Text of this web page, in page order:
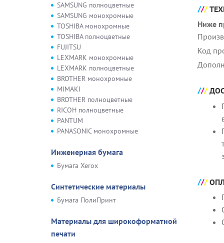
SAMSUNG полноцветные
SAMSUNG монохромные
TOSHIBA монохромные
TOSHIBA полноцветные
FUJITSU
LEXMARK монохромные
LEXMARK полноцветные
BROTHER монохромные
MIMAKI
BROTHER полноцветные
RICOH полноцветные
PANTUM
PANASONIC монохромные
Инженерная бумага
Бумага Xerox
Синтетические материалы
Бумага ПолиПринт
Материалы для широкоформатной
печати
Ниже
Код